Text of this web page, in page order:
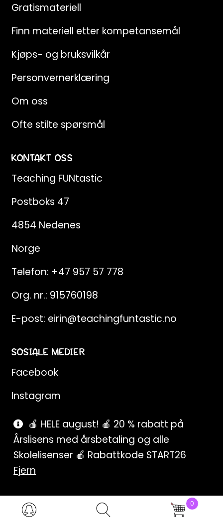
Gratismateriell
Finn materiell etter kompetansemål
Kjøps- og bruksvilkår
Personvernerklæring
Om oss
Ofte stilte spørsmål
KONTAKT OSS
Teaching FUNtastic
Postboks 47
4854 Nedenes
Norge
Telefon: +47 957 57 778
Org. nr.: 915760198
E-post: eirin@teachingfuntastic.no
SOSIALE MEDIER
Facebook
Instagram
Pinterest
SnapChat
Products
search
0
🍎 HELE august! 🍎 20 % rabatt på
Årslisens med årsbetaling og alle
Skolelisenser 🍎 Rabattkode START26
Fjern